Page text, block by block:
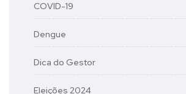
COVID-19
Dengue
Dica do Gestor
Eleições 2024